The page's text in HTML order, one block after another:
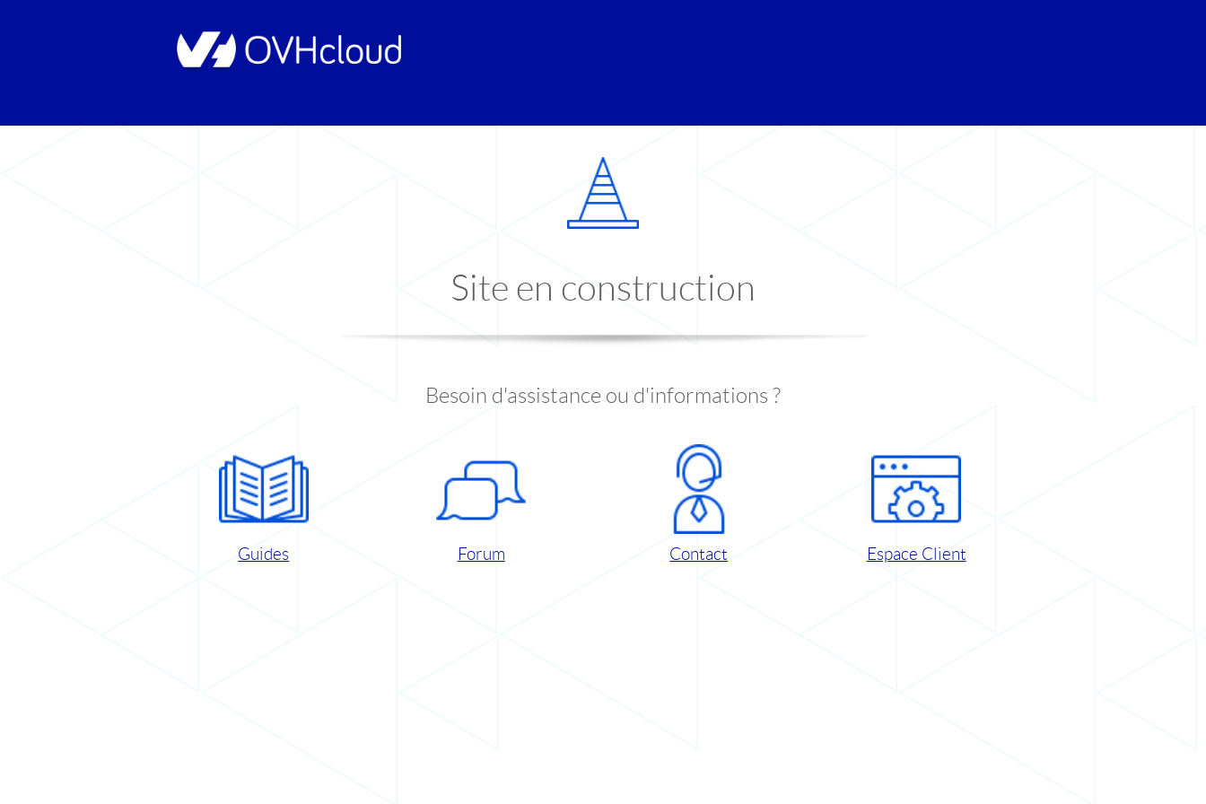
Site en construction
Besoin d'assistance ou d'informations ?
Guides Forum Contact Espace Client